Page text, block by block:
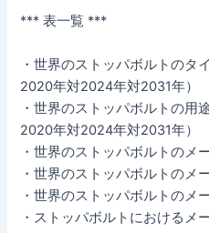
*** 表一覧 ***
・世界のストッパボルトのタ
2020年対2024年対2031年）
・世界のストッパボルトの用
2020年対2024年対2031年）
・世界のストッパボルトのメ
・世界のストッパボルトのメ
・世界のストッパボルトのメ
・ストッパボルトにおけるメ